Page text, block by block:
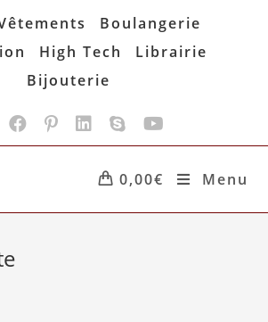
Boulangerie
High Tech
Librairie
Bijouterie
0,00€ Menu